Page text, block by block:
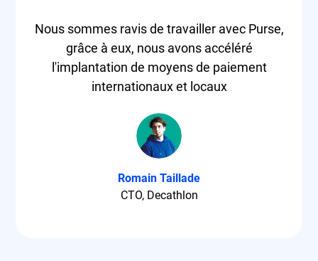
Nous sommes ravis de travailler avec Purse,
grâce à eux, nous avons accéléré
l'implantation de moyens de paiement
internationaux et locaux
Romain Taillade
CTO, Decathlon